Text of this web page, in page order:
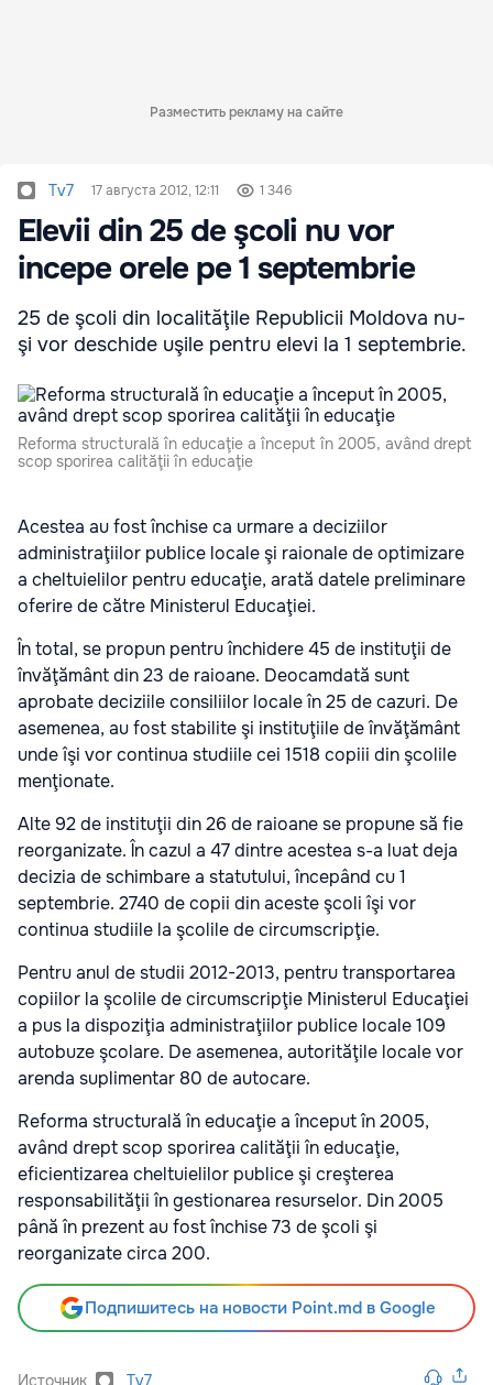
Разместить рекламу на сайте
Tv7 17 августа 2012, 12:11 1 346
Elevii din 25 de şcoli nu vor
incepe orele pe 1 septembrie
25 de şcoli din localităţile Republicii Moldova nu-
şi vor deschide uşile pentru elevi la 1 septembrie.
Reforma structurală în educaţie a început în 2005, având drept
scop sporirea calităţii în educaţie
Acestea au fost închise ca urmare a deciziilor
administraţiilor publice locale şi raionale de optimizare
a cheltuielilor pentru educaţie, arată datele preliminare
oferire de către Ministerul Educaţiei.
În total, se propun pentru închidere 45 de instituţii de
învăţământ din 23 de raioane. Deocamdată sunt
aprobate deciziile consiliilor locale în 25 de cazuri. De
asemenea, au fost stabilite şi instituţiile de învăţământ
unde îşi vor continua studiile cei 1518 copiii din şcolile
menţionate.
Alte 92 de instituţii din 26 de raioane se propune să fie
reorganizate. În cazul a 47 dintre acestea s-a luat deja
decizia de schimbare a statutului, începând cu 1
septembrie. 2740 de copii din aceste şcoli îşi vor
continua studiile la şcolile de circumscripţie.
Pentru anul de studii 2012-2013, pentru transportarea
copiilor la şcolile de circumscripţie Ministerul Educaţiei
a pus la dispoziţia administraţiilor publice locale 109
autobuze şcolare. De asemenea, autorităţile locale vor
arenda suplimentar 80 de autocare.
Reforma structurală în educaţie a început în 2005,
având drept scop sporirea calităţii în educaţie,
eficientizarea cheltuielilor publice şi creşterea
responsabilităţii în gestionarea resurselor. Din 2005
până în prezent au fost închise 73 de şcoli şi
reorganizate circa 200.
Подпишитесь на новости Point.md в Google
Источник Tv7